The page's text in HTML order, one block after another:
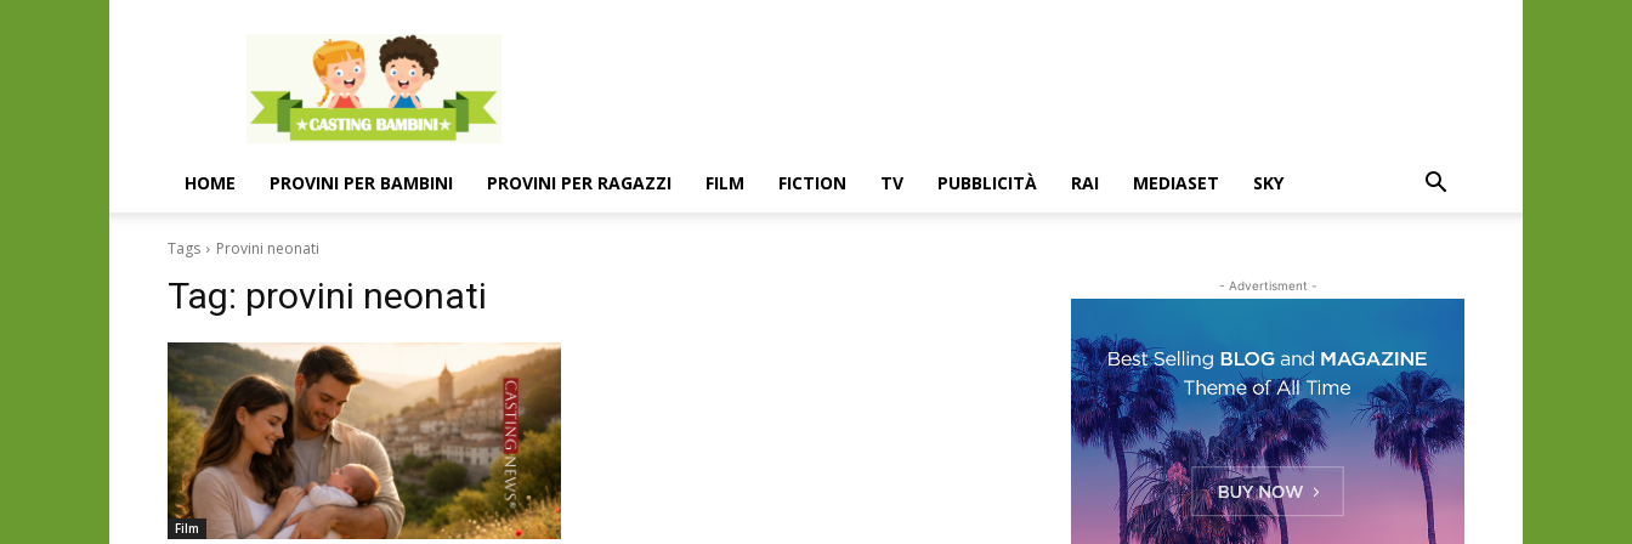
Casting
e
provini
per
bambini
e
HOME PROVINI PER BAMBINI PROVINI PER RAGAZZI FILM FICTION TV PUBBLICITÀ RAI MEDIASET SKY
Tags Provini neonati
Tag: provini neonati
Film
- Advertisment -